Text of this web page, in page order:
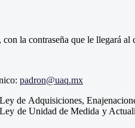
, con la contraseña que le llegará al
padron@uaq.mx
de Adquisiciones,
de Unidad de Medida y